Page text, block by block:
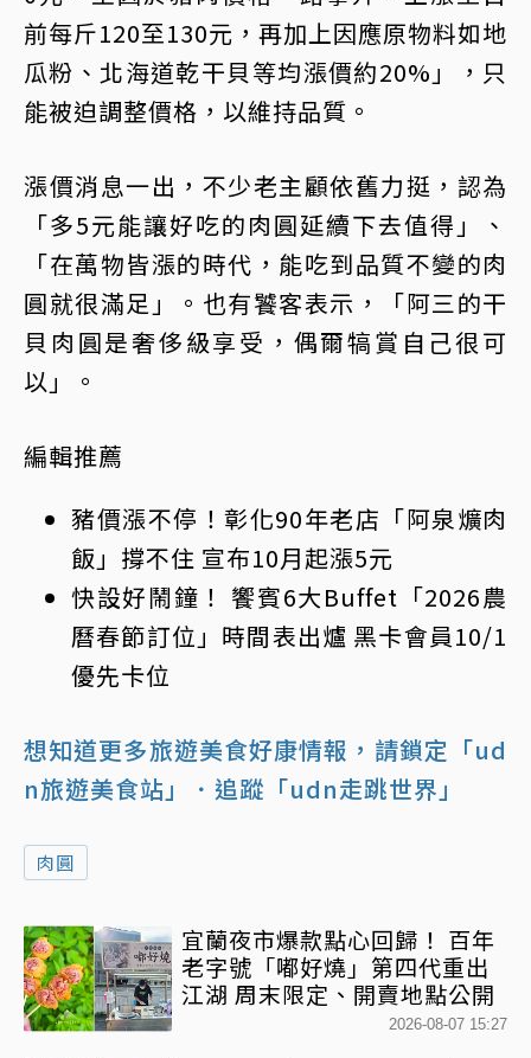
前每斤120至130元，再加上因應原物料如地
瓜粉、北海道乾干貝等均漲價約20%」，只
能被迫調整價格，以維持品質。
漲價消息一出，不少老主顧依舊力挺，認為
「多5元能讓好吃的肉圓延續下去值得」、
「在萬物皆漲的時代，能吃到品質不變的肉
圓就很滿足」。也有饕客表示，「阿三的干
貝肉圓是奢侈級享受，偶爾犒賞自己很可
以」。
編輯推薦
豬價漲不停！彰化90年老店「阿泉爌肉
飯」撐不住 宣布10月起漲5元
快設好鬧鐘！ 饗賓6大Buffet「2026農
曆春節訂位」時間表出爐 黑卡會員10/1
優先卡位
想知道更多旅遊美食好康情報，請鎖定「ud
n旅遊美食站」
．追蹤「udn走跳世界」
肉圓
宜蘭夜市爆款點心回歸！ 百年
老字號「嘟好燒」第四代重出
江湖 周末限定、開賣地點公開
2026-08-07 15:27